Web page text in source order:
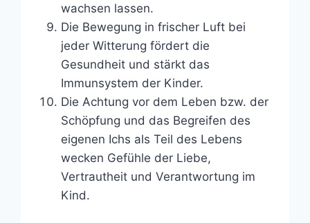
wachsen lassen.
Die Bewegung in frischer Luft bei
jeder Witterung fördert die
Gesundheit und stärkt das
Immunsystem der Kinder.
Die Achtung vor dem Leben bzw. der
Schöpfung und das Begreifen des
eigenen Ichs als Teil des Lebens
wecken Gefühle der Liebe,
Vertrautheit und Verantwortung im
Kind.